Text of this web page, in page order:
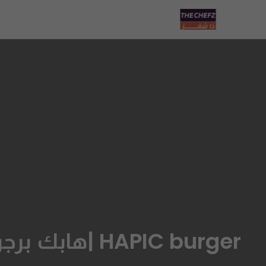
HAPIC burger |هابك برجر